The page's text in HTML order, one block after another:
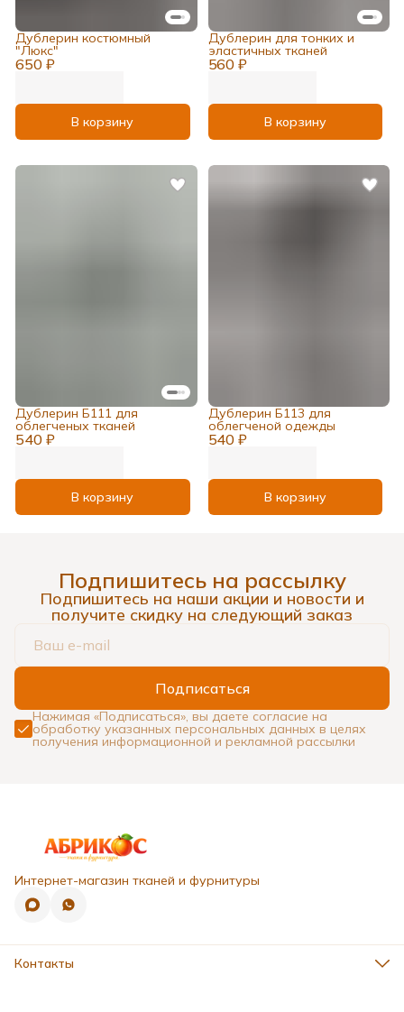
650 ₽
Дублерин костюмный
"Люкс"
В корзину
560 ₽
Дублерин для тонких и
эластичных тканей
В корзину
540 ₽
Дублерин Б111 для
облегченых тканей
В корзину
540 ₽
Дублерин Б113 для
облегченой одежды
В корзину
Подпишитесь на рассылку
Подпишитесь на наши акции и новости и
получите скидку на следующий заказ
Подписаться
Нажимая «Подписаться», вы даете согласие на
обработку указанных персональных данных в целях
получения информационной и рекламной рассылки
Интернет-магазин тканей и фурнитуры
Контакты